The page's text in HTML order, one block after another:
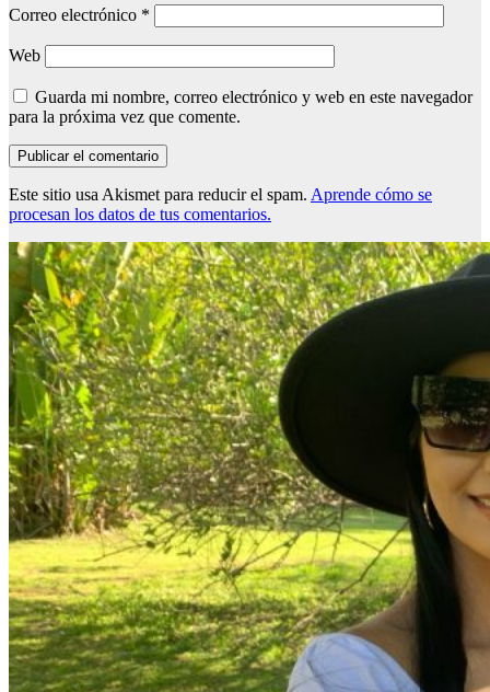
Correo electrónico *
Web
Guarda mi nombre, correo electrónico y web en este navegador
para la próxima vez que comente.
Este sitio usa Akismet para reducir el spam. Aprende cómo se
procesan los datos de tus comentarios.